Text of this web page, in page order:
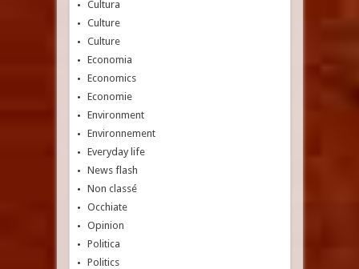
Cultura
Culture
Culture
Economia
Economics
Economie
Environment
Environnement
Everyday life
News flash
Non classé
Occhiate
Opinion
Politica
Politics